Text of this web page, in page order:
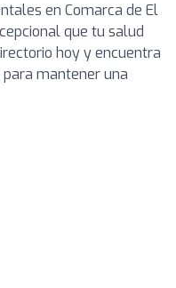
en Comarca de El
que tu salud
hoy y encuentra
mantener una